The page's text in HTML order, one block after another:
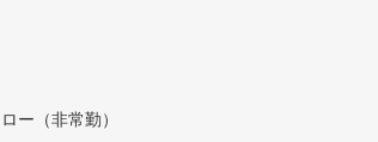
ー（非常勤）